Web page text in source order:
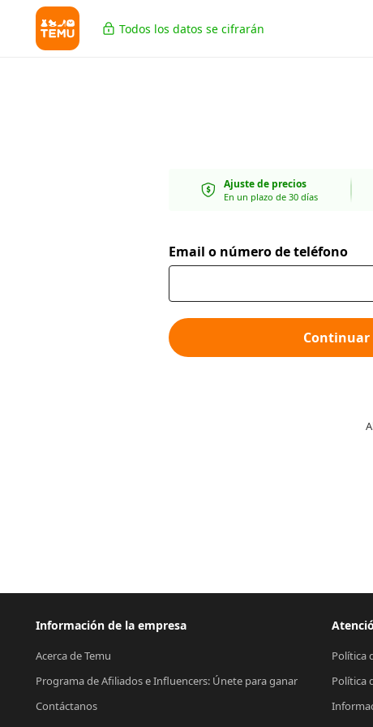
Todos los datos se cifrarán
Ajuste de precios
En un plazo de 30 días
Email o número de teléfono
Continuar
Información de la empresa
Acerca de Temu
Programa de Afiliados e Influencers: Únete para ganar
Contáctanos
Política
Política